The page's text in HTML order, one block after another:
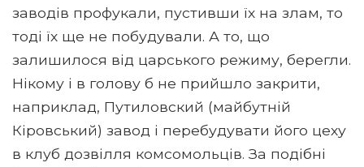
заводів профукали, пустивши їх на злам, то
тоді їх ще не побудували. А то, що
залишилося від царського режиму, берегли.
Нікому і в голову б не прийшло закрити,
наприклад, Путиловский (майбутній
Кіровський) завод і перебудувати його цеху
в клуб дозвілля комсомольців. За подібні